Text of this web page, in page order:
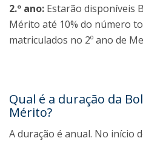
2.º ano: Estarão disponíveis
Mérito até 10% do número
matriculados no 2º ano de
Qual é a duração da
Mérito?
A duração é anual. No início